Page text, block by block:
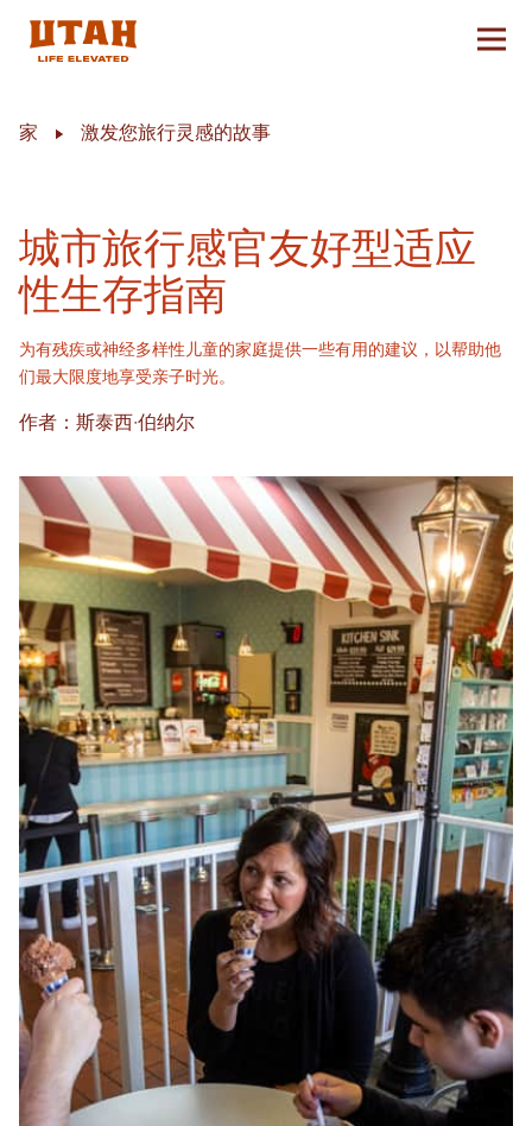
切换
家 激发您旅行灵感的故事
城市旅行感官友好型适应
性生存指南
为有残疾或神经多样性儿童的家庭提供一些有用的建议，以帮助他
们最大限度地享受亲子时光。
作者：斯泰西·伯纳尔